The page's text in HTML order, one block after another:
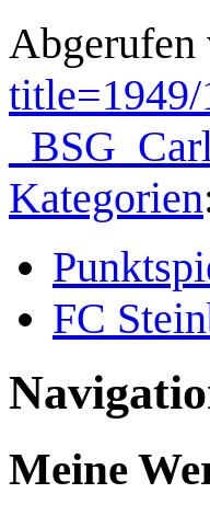
Abgerufen
title=1949/
Kategorien
FC
Meine